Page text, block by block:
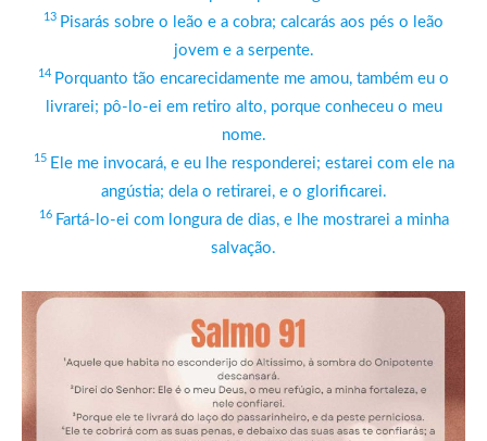
13 Pisarás sobre o leão e a cobra; calcarás aos pés o leão
jovem e a serpente.
14 Porquanto tão encarecidamente me amou, também eu o
livrarei; pô-lo-ei em retiro alto, porque conheceu o meu
nome.
15 Ele me invocará, e eu lhe responderei; estarei com ele na
angústia; dela o retirarei, e o glorificarei.
16 Fartá-lo-ei com longura de dias, e lhe mostrarei a minha
salvação.